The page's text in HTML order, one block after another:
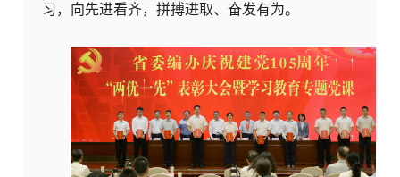
习，向先进看齐，拼搏进取、奋发有为。